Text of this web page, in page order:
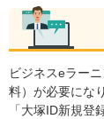
ビジネスeラー
料）が必要にな
「大塚ID新規登